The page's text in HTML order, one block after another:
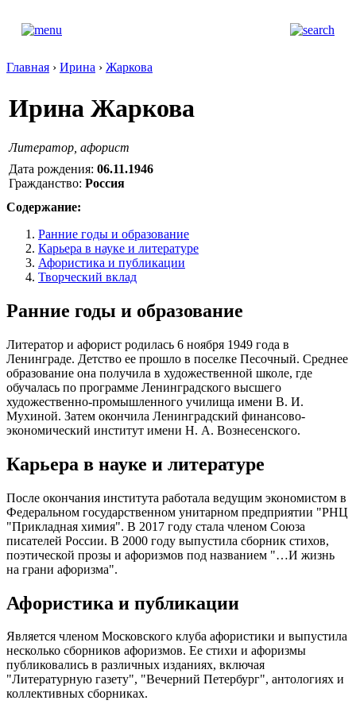
Главная › Ирина › Жаркова
Ирина Жаркова
Литератор, афорист
Дата рождения: 06.11.1946
Гражданство: Россия
Содержание:
Ранние годы и образование
Карьера в науке и литературе
Афористика и публикации
Творческий вклад
Ранние годы и образование
Литератор и афорист родилась 6 ноября 1949 года в
Ленинграде. Детство ее прошло в поселке Песочный. Среднее
образование она получила в художественной школе, где
обучалась по программе Ленинградского высшего
художественно-промышленного училища имени В. И.
Мухиной. Затем окончила Ленинградский финансово-
экономический институт имени Н. А. Вознесенского.
Карьера в науке и литературе
После окончания института работала ведущим экономистом в
Федеральном государственном унитарном предприятии "РНЦ
"Прикладная химия". В 2017 году стала членом Союза
писателей России. В 2000 году выпустила сборник стихов,
поэтической прозы и афоризмов под названием "…И жизнь
на грани афоризма".
Афористика и публикации
Является членом Московского клуба афористики и выпустила
несколько сборников афоризмов. Ее стихи и афоризмы
публиковались в различных изданиях, включая
"Литературную газету", "Вечерний Петербург", антологиях и
коллективных сборниках.